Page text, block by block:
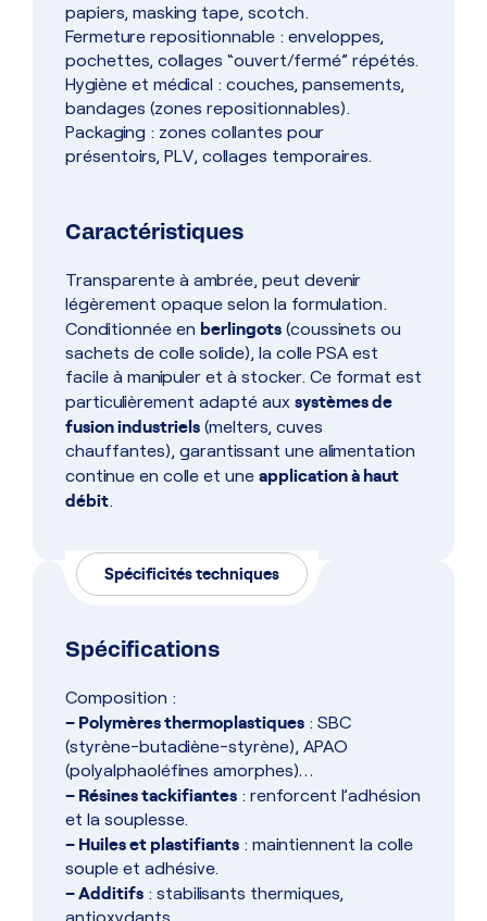
papiers, masking tape, scotch.
Fermeture repositionnable : enveloppes,
pochettes, collages “ouvert/fermé” répétés.
Hygiène et médical : couches, pansements,
bandages (zones repositionnables).
Packaging : zones collantes pour
présentoirs, PLV, collages temporaires.
Caractéristiques
Transparente à ambrée, peut devenir
légèrement opaque selon la formulation.
Conditionnée en berlingots (coussinets ou
sachets de colle solide), la colle PSA est
facile à manipuler et à stocker. Ce format est
particulièrement adapté aux systèmes de
fusion industriels (melters, cuves
chauffantes), garantissant une alimentation
continue en colle et une application à haut
débit.
Spécificités techniques
Spécifications
Composition :
– Polymères thermoplastiques : SBC
(styrène-butadiène-styrène), APAO
(polyalphaoléfines amorphes)…
– Résines tackifiantes : renforcent l’adhésion
et la souplesse.
– Huiles et plastifiants : maintiennent la colle
souple et adhésive.
– Additifs : stabilisants thermiques,
antioxydants.